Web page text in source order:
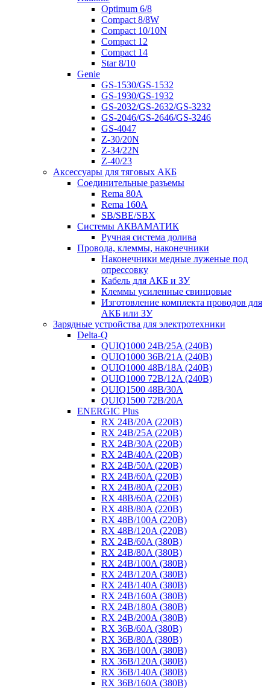
Optimum 6/8
Compact 8/8W
Compact 10/10N
Compact 12
Compact 14
Star 8/10
Genie
GS-1530/GS-1532
GS-1930/GS-1932
GS-2032/GS-2632/GS-3232
GS-2046/GS-2646/GS-3246
GS-4047
Z-30/20N
Z-34/22N
Z-40/23
Аксессуары для тяговых АКБ
Соединительные разъемы
Rema 80A
Rema 160A
SB/SBE/SBX
Системы АКВАМАТИК
Ручная система долива
Провода, клеммы, наконечники
Наконечники медные луженые под
опрессовку
Кабель для АКБ и ЗУ
Клеммы усиленные свинцовые
Изготовление комплекта проводов для
АКБ или ЗУ
Зарядные устройства для электротехники
Delta-Q
QUIQ1000 24B/25A (240B)
QUIQ1000 36B/21A (240B)
QUIQ1000 48B/18A (240B)
QUIQ1000 72B/12A (240B)
QUIQ1500 48B/30A
QUIQ1500 72B/20A
ENERGIC Plus
RX 24B/20A (220B)
RX 24B/25A (220B)
RX 24B/30A (220B)
RX 24B/40A (220B)
RX 24B/50A (220B)
RX 24B/60A (220B)
RX 24B/80A (220B)
RX 48B/60A (220B)
RX 48B/80A (220B)
RX 48B/100A (220B)
RX 48B/120A (220B)
RX 24B/60A (380B)
RX 24B/80A (380B)
RX 24B/100A (380B)
RX 24B/120A (380B)
RX 24B/140A (380B)
RX 24B/160A (380B)
RX 24B/180A (380B)
RX 24B/200A (380B)
RX 36B/60A (380B)
RX 36B/80A (380B)
RX 36B/100A (380B)
RX 36B/120A (380B)
RX 36B/140A (380B)
RX 36B/160A (380B)